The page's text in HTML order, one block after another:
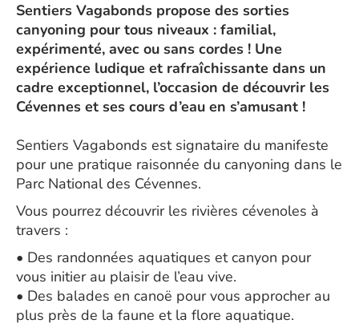
Sentiers Vagabonds propose des sorties
canyoning pour tous niveaux : familial,
expérimenté, avec ou sans cordes ! Une
expérience ludique et rafraîchissante dans un
cadre exceptionnel, l’occasion de découvrir les
Cévennes et ses cours d’eau en s’amusant !
Sentiers Vagabonds est signataire du manifeste
pour une pratique raisonnée du canyoning dans le
Parc National des Cévennes.
Vous pourrez découvrir les rivières cévenoles à
travers :
• Des randonnées aquatiques et canyon pour
vous initier au plaisir de l’eau vive.
• Des balades en canoë pour vous approcher au
plus près de la faune et la flore aquatique.